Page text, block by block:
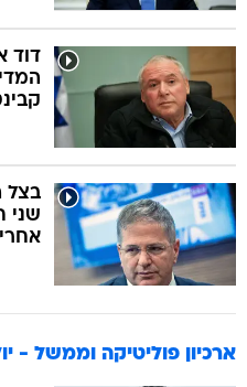
דוד
בצל
שני
ארכיון פוליטיקה וממשל - יולי